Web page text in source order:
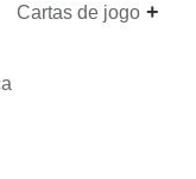
Cartas de jogo